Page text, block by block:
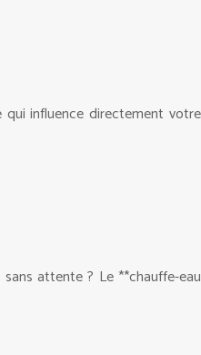
qui influence directement votre
attente ? Le **chauffe-eau